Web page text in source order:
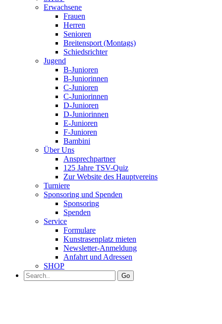
Erwachsene
Frauen
Herren
Senioren
Breitensport (Montags)
Schiedsrichter
Jugend
B-Junioren
B-Juniorinnen
C-Junioren
C-Juniorinnen
D-Junioren
D-Juniorinnen
E-Junioren
F-Junioren
Bambini
Über Uns
Ansprechpartner
125 Jahre TSV-Quiz
Zur Website des Hauptvereins
Turniere
Sponsoring und Spenden
Sponsoring
Spenden
Service
Formulare
Kunstrasenplatz mieten
Newsletter-Anmeldung
Anfahrt und Adressen
SHOP
Go